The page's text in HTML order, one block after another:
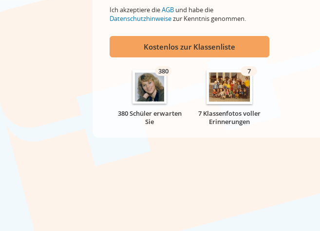
Ich akzeptiere dieAGB und habe die
Datenschutzhinweisezur Kenntnis genommen.
Kostenlos zur Klassenliste
380
380 Schüler erwarten
Sie
7
7 Klassenfotos voller
Erinnerungen